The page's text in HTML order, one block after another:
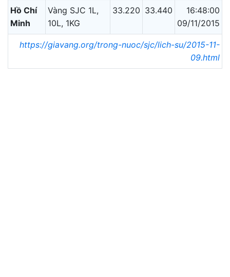
Hồ Chí
Minh
Vàng SJC 1L,
10L, 1KG
33.220 33.440
16:48:00
09/11/2015
https://giavang.org/trong-nuoc/sjc/lich-su/2015-11-
09.html